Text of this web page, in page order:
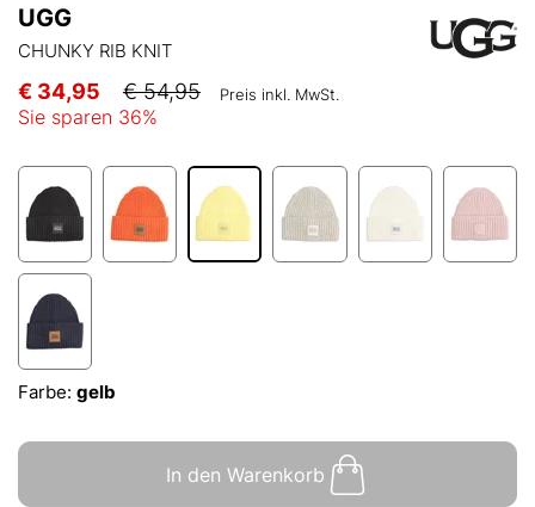
UGG
CHUNKY RIB KNIT
€ 34,95 € 54,95 Preis inkl. MwSt.
Sie sparen 36%
Farbe: gelb
In den Warenkorb